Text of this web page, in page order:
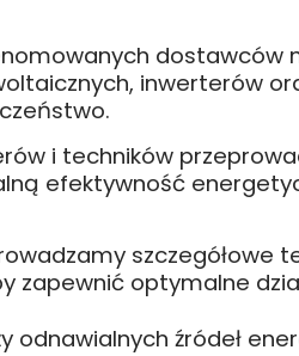
dostawców
inwerterów
i techników
efektywność
zapewnić optymalne
źródeł